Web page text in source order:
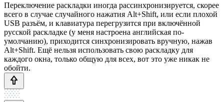
Переключение раскладки иногда рассинхронизируется, скорее
всего в случае случайного нажатия Alt+Shift, или если плохой
USB разъём, и клавиатура перегрузится при включённой
русской раскладке (у меня настроена английская по-
умолчанию), приходится синхронизировать вручную, нажав
Alt+Shift. Ещё нельзя использовать свою раскладку для
каждого окна, только общую для всех, вот это уже никак не
обойти.